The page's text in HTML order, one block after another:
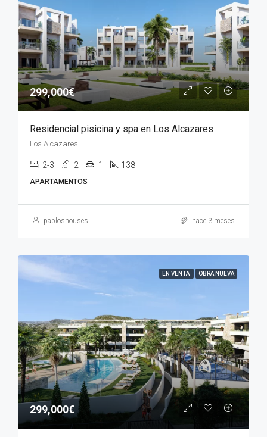
299,000€
Residencial pisicina y spa en Los Alcazares
Los Alcazares
2-3 2 1 138
APARTAMENTOS
pabloshouses hace 3 meses
EN VENTA OBRA NUEVA
299,000€